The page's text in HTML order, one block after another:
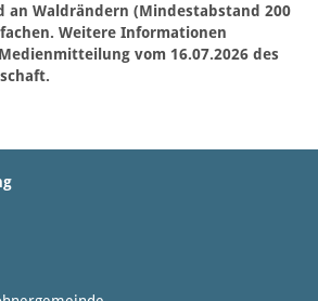
an Waldrändern (Mindestabstand 200
Weitere Informationen
vom 16.07.2026 des